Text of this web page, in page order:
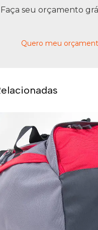
Faça seu orçamento
Quero meu